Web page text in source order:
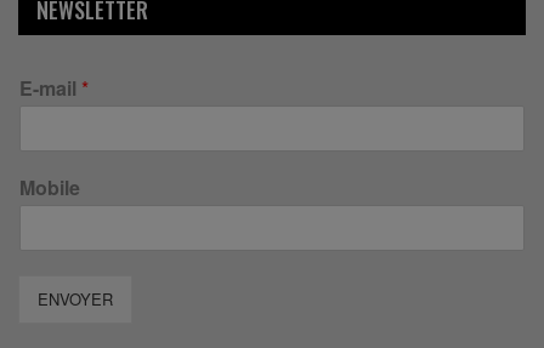
NEWSLETTER
E-mail *
Mobile
ENVOYER